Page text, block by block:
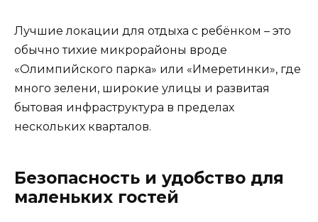
Лучшие локации для отдыха с ребёнком – это
обычно тихие микрорайоны вроде
«Олимпийского парка» или «Имеретинки», где
много зелени, широкие улицы и развитая
бытовая инфраструктура в пределах
нескольких кварталов.
Безопасность и удобство для
маленьких гостей